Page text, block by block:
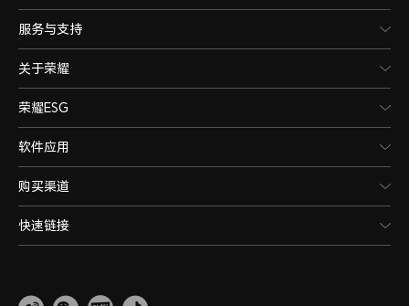
服务与支持
关于荣耀
荣耀ESG
软件应用
购买渠道
快速链接